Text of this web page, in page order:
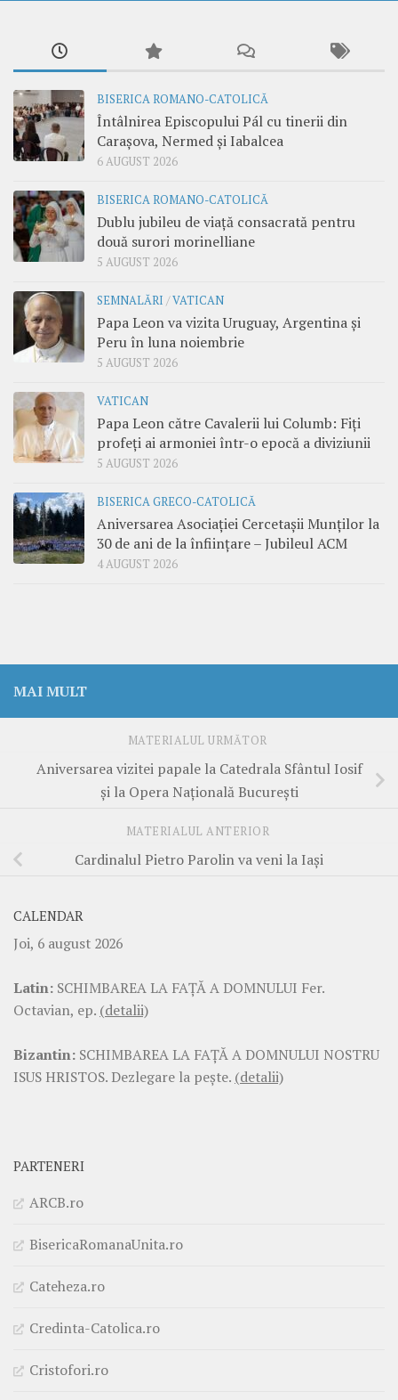
BISERICA ROMANO-CATOLICĂ
Întâlnirea Episcopului Pál cu tinerii din
Carașova, Nermed și Iabalcea
6 AUGUST 2026
BISERICA ROMANO-CATOLICĂ
Dublu jubileu de viață consacrată pentru
două surori morinelliane
5 AUGUST 2026
SEMNALĂRI /VATICAN
Papa Leon va vizita Uruguay, Argentina și
Peru în luna noiembrie
5 AUGUST 2026
VATICAN
Papa Leon către Cavalerii lui Columb: Fiți
profeți ai armoniei într-o epocă a diviziunii
5 AUGUST 2026
BISERICA GRECO-CATOLICĂ
Aniversarea Asociației Cercetașii Munților la
30 de ani de la înființare – Jubileul ACM
4 AUGUST 2026
MAI MULT
MATERIALUL URMĂTOR
Aniversarea vizitei papale la Catedrala Sfântul Iosif
și la Opera Națională București
MATERIALUL ANTERIOR
Cardinalul Pietro Parolin va veni la Iași
CALENDAR
Joi, 6 august 2026
Latin: SCHIMBAREA LA FAŢĂ A DOMNULUI Fer.
Octavian, ep. (detalii)
Bizantin: SCHIMBAREA LA FAŢĂ A DOMNULUI NOSTRU
ISUS HRISTOS. Dezlegare la pește. (detalii)
PARTENERI
ARCB.ro
BisericaRomanaUnita.ro
Cateheza.ro
Credinta-Catolica.ro
Cristofori.ro